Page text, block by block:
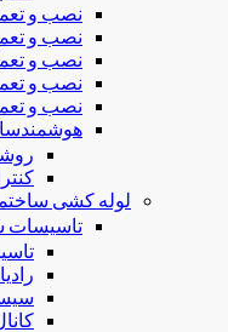
نصب و
نصب و
نصب و
نصب و
نصب و
لوله کشی
تاسیسات